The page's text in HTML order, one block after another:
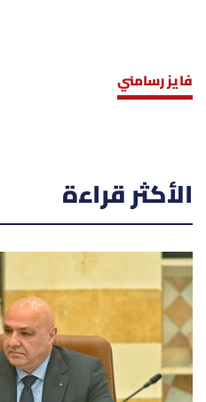
فايز رسامني
الأكثر قراءة